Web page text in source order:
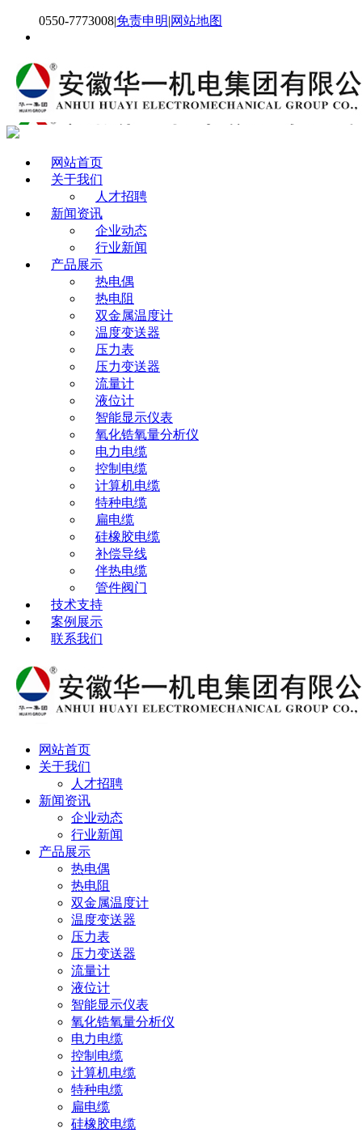
0550-7773008|免责申明|网站地图
网站首页
关于我们
人才招聘
新闻资讯
企业动态
行业新闻
产品展示
热电偶
热电阻
双金属温度计
温度变送器
压力表
压力变送器
流量计
液位计
智能显示仪表
氧化锆氧量分析仪
电力电缆
控制电缆
计算机电缆
特种电缆
扁电缆
硅橡胶电缆
补偿导线
伴热电缆
管件阀门
技术支持
案例展示
联系我们
网站首页
关于我们
人才招聘
新闻资讯
企业动态
行业新闻
产品展示
热电偶
热电阻
双金属温度计
温度变送器
压力表
压力变送器
流量计
液位计
智能显示仪表
氧化锆氧量分析仪
电力电缆
控制电缆
计算机电缆
特种电缆
扁电缆
硅橡胶电缆